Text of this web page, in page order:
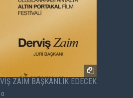
ZAİM BAŞKANLIK EDECEK
0